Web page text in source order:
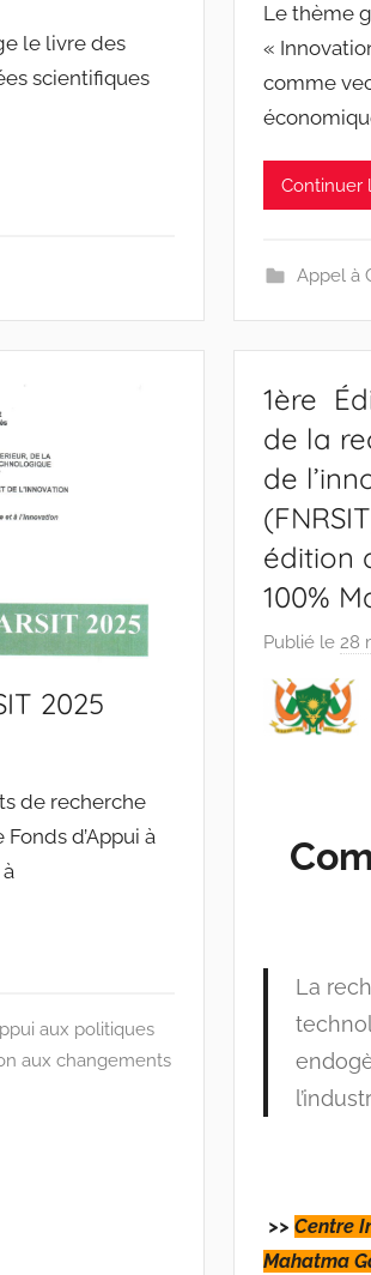
le livre des
scientifiques
Le thème
«
comme
Continuer
Appel à
2025
de recherche
d’Appui à
aux politiques
aux changements
1ère
de la
de
édition
100%
Publié le28
La
>>Centre
Mahatma